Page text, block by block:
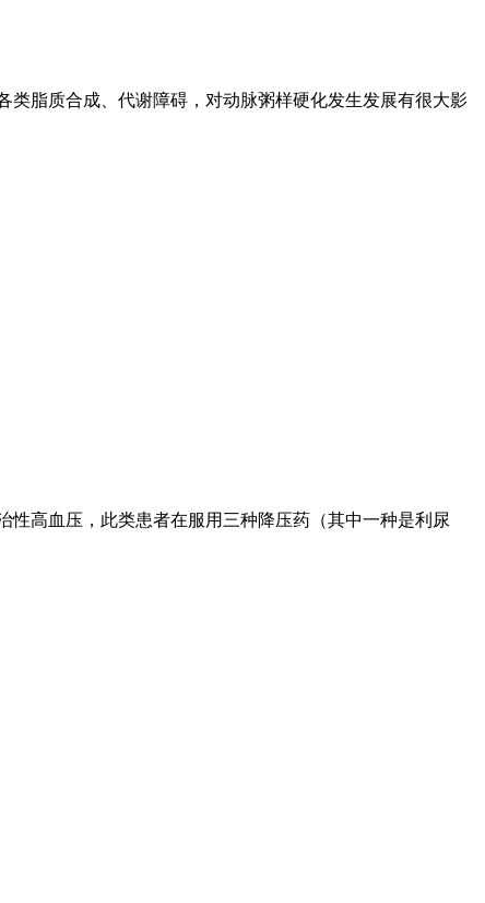
脂质合成、代谢障碍，对动脉粥样硬化发生发展有很大影
高血压，此类患者在服用三种降压药（其中一种是利尿